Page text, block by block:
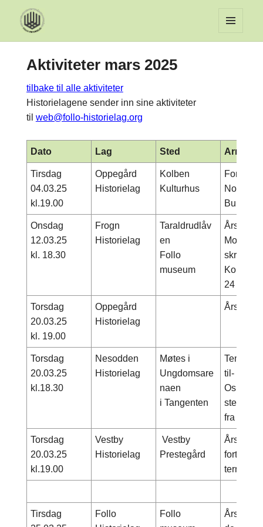
MENY
Aktiviteter mars 2025
tilbake til alle aktiviteter
Historielagene sender inn sine aktiviteter
til web@follo-historielag.org
Dato Lag Sted
Tirsdag
04.03.25
kl.19.00
Oppegård
Historielag
Kolben
Kulturhus
Onsdag
12.03.25
kl. 18.30
Frogn
Historielag
Taraldrudlåv
en
Follo
museum
Årsmøte
Morten
skrevet
24
Torsdag
20.03.25
kl. 19.00
Oppegård
Historielag
Årsmøte
Torsdag
20.03.25
kl.18.30
Nesodden
Historielag
Møtes i
Ungdomsare
naen
i Tangenten
Tema:
til- livet i
fra
Torsdag
20.03.25
kl.19.00
Vestby
Historielag
Vestby
Prestegård
forteller
terrenget
Tirsdag
Follo
Follo
Årsmøte